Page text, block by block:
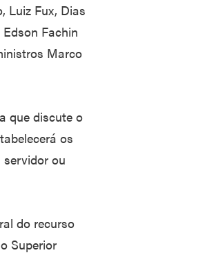
Luiz Fux, Dias
Fachin
Marco
que discute o
os
ou
do recurso
Superior